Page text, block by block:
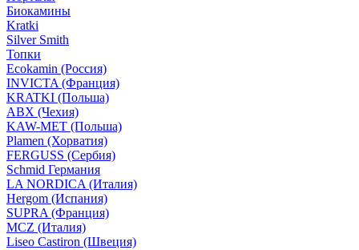
Биокамины
Kratki
Silver Smith
Топки
Ecokamin (Россия)
INVICTA (Франция)
KRATKI (Польша)
ABX (Чехия)
KAW-MET (Польша)
Plamen (Хорватия)
FERGUSS (Сербия)
Schmid Германия
LA NORDICA (Италия)
Hergom (Испания)
SUPRA (Франция)
MCZ (Италия)
Liseo Castiron (Швеция)